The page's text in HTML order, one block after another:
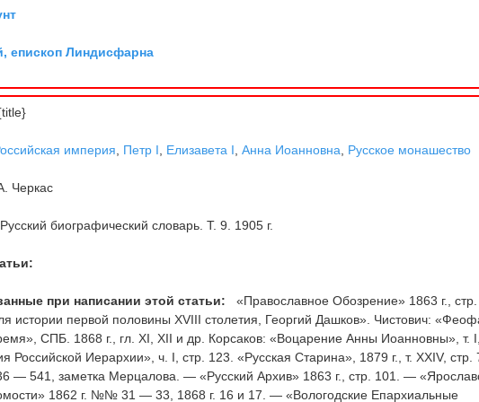
епископ Линдисфарна
империя Петр I Елизавета I ,Анна Иоанновна Русское монашество
Черкас
Русский биографический словарь. Т. 9. 1905 г.
при написании этой статьи:
«Православное Обозрение» 1863 г.,
истории первой половины XVIII столетия, Георгий Дашков». Чистович:
СПБ. 1868 г., гл. XI, XII и др. Корсаков: «Воцарение Анны Иоанновны», т. I,
Иерархии», ч. I, стр. 123. «Русская Старина», 1879 г., т. XXIV, стр.
— 541, заметка Мерцалова. — «Русский Архив» 1863 г., стр. 101. —
1862 г. №№ 31 — 33, 1868 г. 16 и 17. — «Вологодские Епархиальные